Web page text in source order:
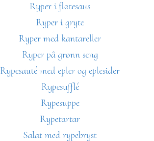
Ryper i fløtesaus
Ryper i gryte
Ryper med kantareller
Ryper på grønn seng
Rypesauté med epler og eplesider
Rypesufflé
Rypesuppe
Rypetartar
Salat med rypebryst